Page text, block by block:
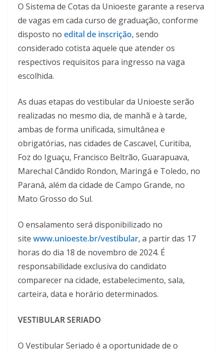
O Sistema de Cotas da Unioeste garante a reserva
de vagas em cada curso de graduação, conforme
disposto no edital de inscrição, sendo
considerado cotista aquele que atender os
respectivos requisitos para ingresso na vaga
escolhida.
As duas etapas do vestibular da Unioeste serão
realizadas no mesmo dia, de manhã e à tarde,
ambas de forma unificada, simultânea e
obrigatórias, nas cidades de Cascavel, Curitiba,
Foz do Iguaçu, Francisco Beltrão, Guarapuava,
Marechal Cândido Rondon, Maringá e Toledo, no
Paraná, além da cidade de Campo Grande, no
Mato Grosso do Sul.
O ensalamento será disponibilizado no
site www.unioeste.br/vestibular, a partir das 17
horas do dia 18 de novembro de 2024. É
responsabilidade exclusiva do candidato
comparecer na cidade, estabelecimento, sala,
carteira, data e horário determinados.
VESTIBULAR SERIADO
O Vestibular Seriado é a oportunidade de o